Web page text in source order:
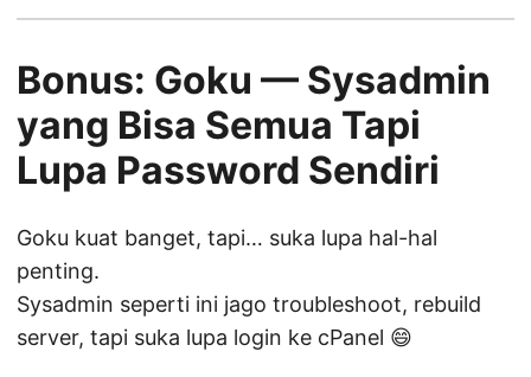
Bonus: Goku — Sysadmin
yang Bisa Semua Tapi
Lupa Password Sendiri
Goku kuat banget, tapi… suka lupa hal-hal
penting.
Sysadmin seperti ini jago troubleshoot, rebuild
server, tapi suka lupa login ke cPanel 😄